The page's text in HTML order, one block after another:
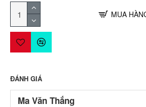
MUA
ĐÁNH GIÁ
Ma Văn Thắng